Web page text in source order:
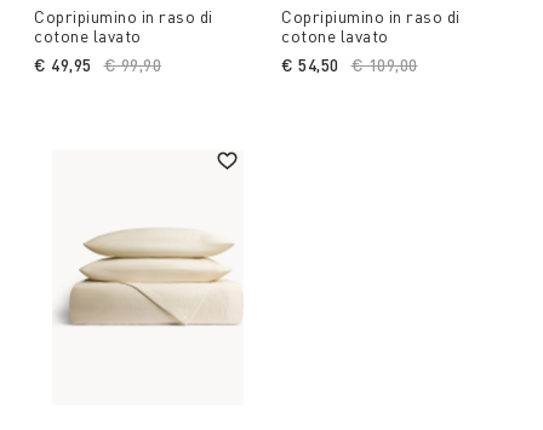
Copripiumino in raso di
cotone lavato
Price reduced from
€ 99,90
€ 49,95
Copripiumino in raso di
cotone lavato
Price reduced from
€ 109,00to
€ 54,50